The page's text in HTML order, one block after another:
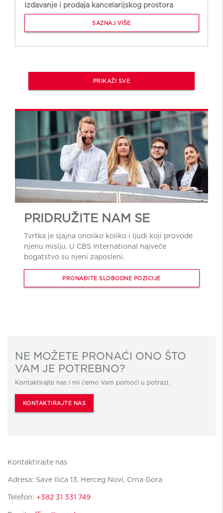
Izdavanje i prodaja kancelarijskog prostora
SAZNAJ VIŠE
PRIKAŽI SVE
PRIDRUŽITE NAM SE
Tvrtka je sjajna onoliko koliko i ljudi koji provode
njenu misiju. U CBS International najveće
bogatstvo su njeni zaposleni.
PRONAĐITE SLOBODNE POZICIJE
NE MOŽETE PRONAĆI ONO ŠTO
VAM JE POTREBNO?
Kontaktirajte nas i mi ćemo Vam pomoći u potrazi.
KONTAKTIRAJTE NAS
Kontaktirajte nas
Adresa: Save Ilića 13, Herceg Novi, Crna Gora
Telefon: +382 31 331 749